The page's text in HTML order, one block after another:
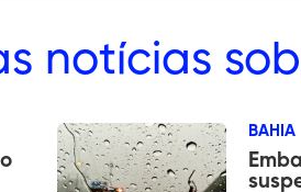
notícias
BAHIA